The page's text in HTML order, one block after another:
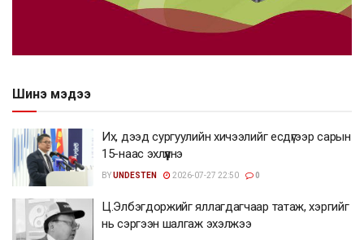
Шинэ мэдээ
Их, дээд сургуулийн хичээлийг есдүгээр сарын
15-наас эхлүүлнэ
BYUNDESTEN 2026-07-27 22:50 0
Ц.Элбэгдоржийг яллагдагчаар татаж, хэргийг
нь сэргээн шалгаж эхэлжээ